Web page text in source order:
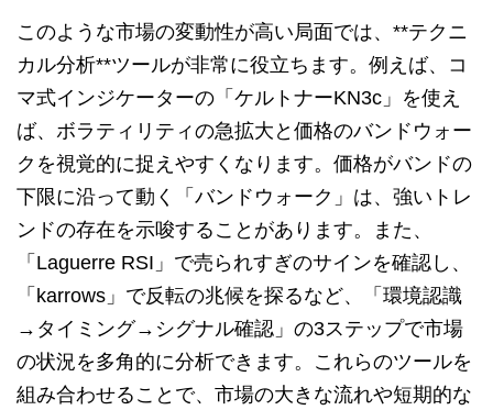
このような市場の変動性が高い局面では、**テクニ
カル分析**ツールが非常に役立ちます。例えば、コ
マ式インジケーターの「ケルトナーKN3c」を使え
ば、ボラティリティの急拡大と価格のバンドウォー
クを視覚的に捉えやすくなります。価格がバンドの
下限に沿って動く「バンドウォーク」は、強いトレ
ンドの存在を示唆することがあります。また、
「Laguerre RSI」で売られすぎのサインを確認し、
「karrows」で反転の兆候を探るなど、「環境認識
→タイミング→シグナル確認」の3ステップで市場
の状況を多角的に分析できます。これらのツールを
組み合わせることで、市場の大きな流れや短期的な